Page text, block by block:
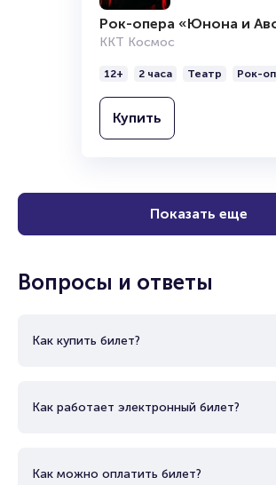
Рок-опера «Юнона и
ККТ Космос
12+ 2 часа Театр Рок-
Купить
Показать еще
Вопросы и ответы
Как купить билет?
Как работает электронный билет?
Как можно оплатить билет?